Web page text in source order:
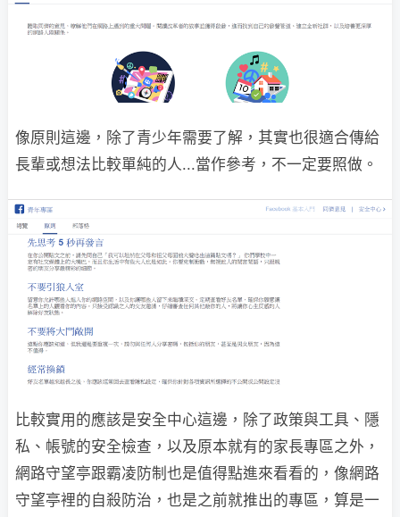
像原則這邊，除了青少年需要了解，其實也很適合傳給
長輩或想法比較單純的人...當作參考，不一定要照做。
比較實用的應該是安全中心這邊，除了政策與工具、隱
私、帳號的安全檢查，以及原本就有的家長專區之外，
網路守望亭跟霸凌防制也是值得點進來看看的，像網路
守望亭裡的自殺防治，也是之前就推出的專區，算是一